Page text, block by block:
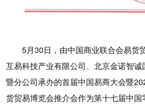
5月30日，由中国商业联合会易货
互易科技产业有限公司、北京金诺智
暨分公司承办的首届中国易商大会暨
货贸易博览会推介会作为第十七届中